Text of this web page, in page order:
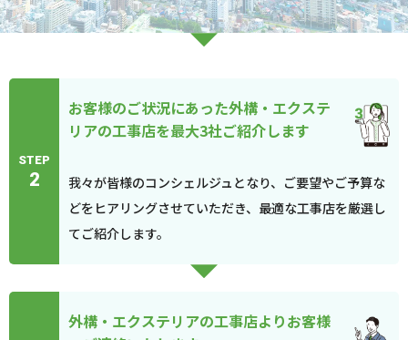
STEP
2
お客様のご状況にあった外構・エクステ
リアの工事店を最大3社ご紹介します
我々が皆様のコンシェルジュとなり、ご要望やご予算な
どをヒアリングさせていただき、最適な工事店を厳選し
てご紹介します。
外構・エクステリアの工事店よりお客様